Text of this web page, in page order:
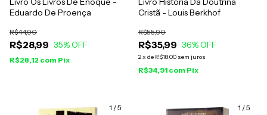
Eduardo De Proença
R$28,99
R$44,90
35% OFF
R$28,12 com Pix
Cristã - Louis Berkhof
R$35,99
R$55,90
36% OFF
2x de R$18,00 sem juros
R$34,91 com Pix
1 /5 1 /5